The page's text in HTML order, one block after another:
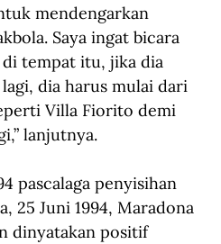
mendengarkan
Saya ingat bicara
di tempat itu, jika dia
dia harus mulai dari
Villa Fiorito demi
lanjutnya.
pascalaga penyisihan
25 Juni 1994, Maradona
dinyatakan positif